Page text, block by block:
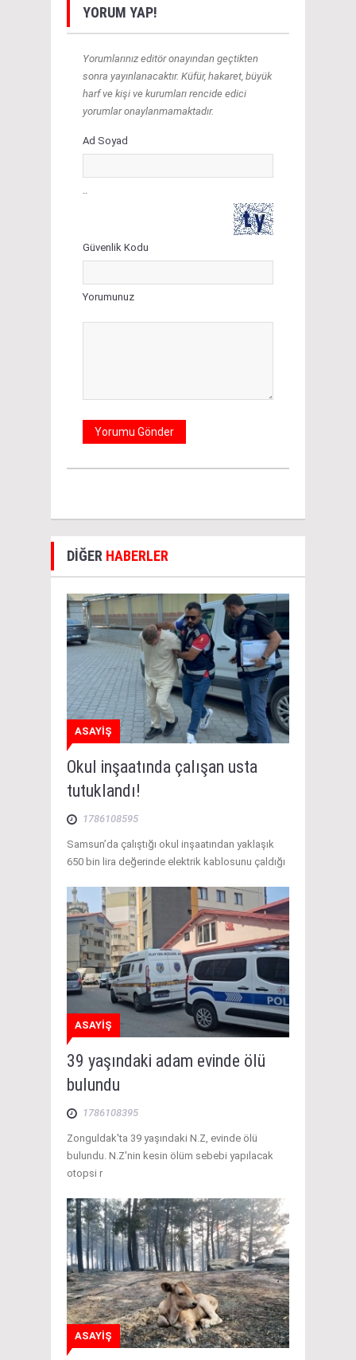
YORUM YAP!
Yorumlarınız editör onayından geçtikten
sonra yayınlanacaktır. Küfür, hakaret, büyük
harf ve kişi ve kurumları rencide edici
yorumlar onaylanmamaktadır.
Ad Soyad
Güvenlik Kodu
Yorumunuz
DİĞER HABERLER
ASAYİŞ
Okul inşaatında çalışan usta
tutuklandı!
1786108595
Samsun’da çalıştığı okul inşaatından yaklaşık
650 bin lira değerinde elektrik kablosunu çaldığı
ASAYİŞ
39 yaşındaki adam evinde ölü
bulundu
1786108395
Zonguldak'ta 39 yaşındaki N.Z, evinde ölü
bulundu. N.Z'nin kesin ölüm sebebi yapılacak
otopsi r
ASAYİŞ